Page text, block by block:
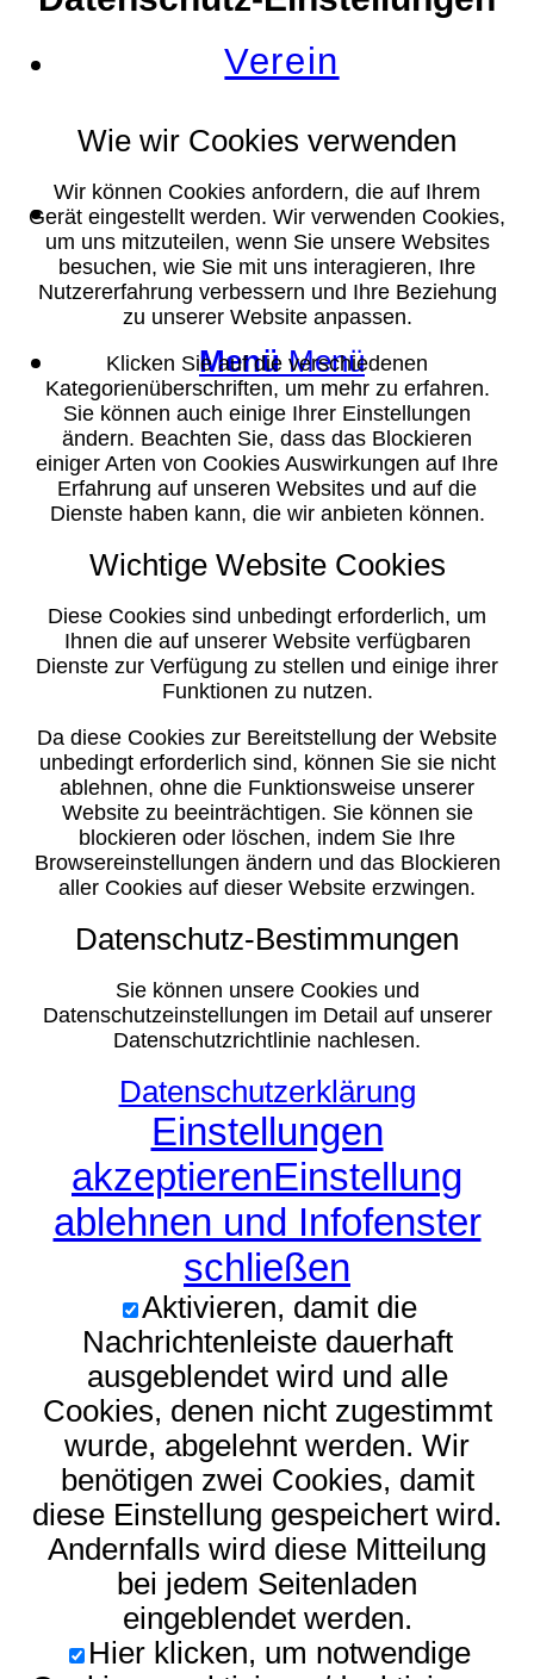
Verein
Suche
Menü Menü
Wie wir Cookies verwenden
Wir können Cookies anfordern, die auf Ihrem
Gerät eingestellt werden. Wir verwenden Cookies,
um uns mitzuteilen, wenn Sie unsere Websites
besuchen, wie Sie mit uns interagieren, Ihre
Nutzererfahrung verbessern und Ihre Beziehung
zu unserer Website anpassen.
Klicken Sie auf die verschiedenen
Kategorienüberschriften, um mehr zu erfahren.
Sie können auch einige Ihrer Einstellungen
ändern. Beachten Sie, dass das Blockieren
einiger Arten von Cookies Auswirkungen auf Ihre
Erfahrung auf unseren Websites und auf die
Dienste haben kann, die wir anbieten können.
Wichtige Website Cookies
Diese Cookies sind unbedingt erforderlich, um
Ihnen die auf unserer Website verfügbaren
Dienste zur Verfügung zu stellen und einige ihrer
Funktionen zu nutzen.
Da diese Cookies zur Bereitstellung der Website
unbedingt erforderlich sind, können Sie sie nicht
ablehnen, ohne die Funktionsweise unserer
Website zu beeinträchtigen. Sie können sie
blockieren oder löschen, indem Sie Ihre
Browsereinstellungen ändern und das Blockieren
aller Cookies auf dieser Website erzwingen.
Datenschutz-Bestimmungen
Sie können unsere Cookies und
Datenschutzeinstellungen im Detail auf unserer
Datenschutzrichtlinie nachlesen.
Datenschutzerklärung
Einstellungen
akzeptierenEinstellung
ablehnen und Infofenster
schließen
Aktivieren, damit die
Nachrichtenleiste dauerhaft
ausgeblendet wird und alle
Cookies, denen nicht zugestimmt
wurde, abgelehnt werden. Wir
benötigen zwei Cookies, damit
diese Einstellung gespeichert wird.
Andernfalls wird diese Mitteilung
bei jedem Seitenladen
eingeblendet werden.
Hier klicken, um notwendige